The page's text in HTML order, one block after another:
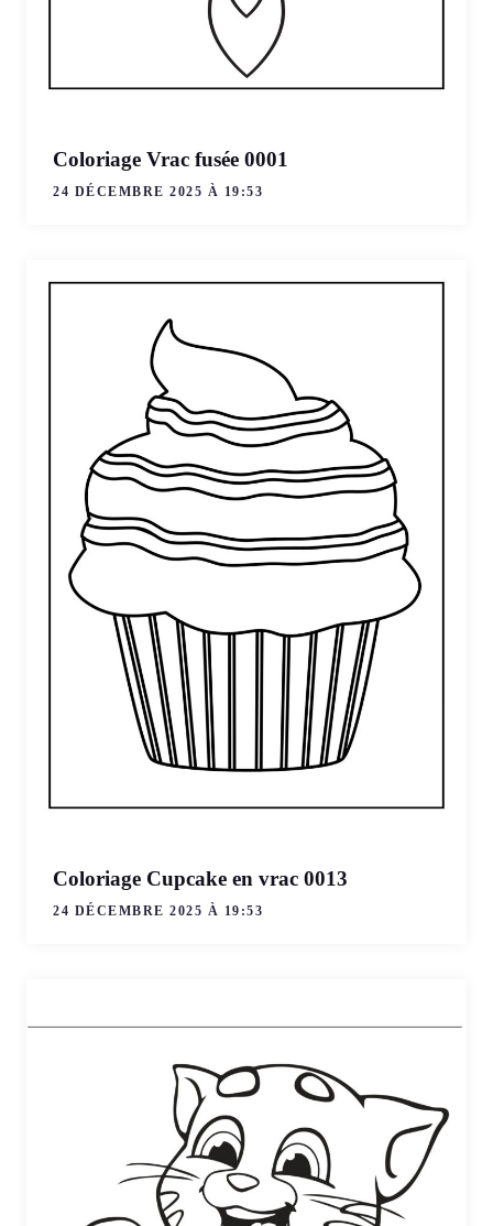
Coloriage Vrac fusée 0001
24 DÉCEMBRE 2025 À 19:53
Coloriage Cupcake en vrac 0013
24 DÉCEMBRE 2025 À 19:53